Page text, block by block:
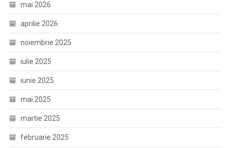
mai 2026
aprilie 2026
noiembrie 2025
iulie 2025
iunie 2025
mai 2025
martie 2025
februarie 2025